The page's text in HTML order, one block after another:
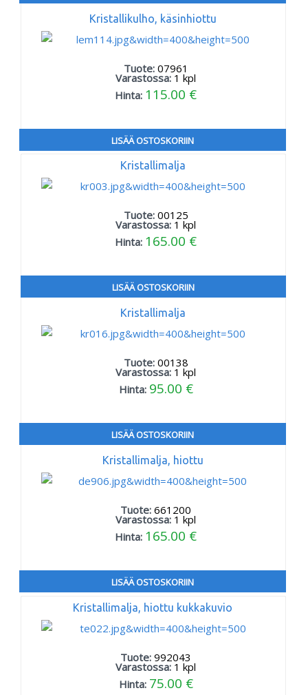
Kristallikulho, käsinhiottu
Tuote: 07961
Varastossa: 1 kpl
Hinta: 115.00 €
LISÄÄ OSTOSKORIIN
Kristallimalja
Tuote: 00125
Varastossa: 1 kpl
Hinta: 165.00 €
LISÄÄ OSTOSKORIIN
Kristallimalja
Tuote: 00138
Varastossa: 1 kpl
Hinta: 95.00 €
LISÄÄ OSTOSKORIIN
Kristallimalja, hiottu
Tuote:661200
Varastossa: 1 kpl
Hinta: 165.00 €
LISÄÄ OSTOSKORIIN
Kristallimalja, hiottu kukkakuvio
Tuote:992043
Varastossa: 1 kpl
Hinta: 75.00 €